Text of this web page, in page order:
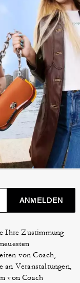
ANMELDEN
Ihre Zustimmung
von Coach,
an Veranstaltungen,
von Coach